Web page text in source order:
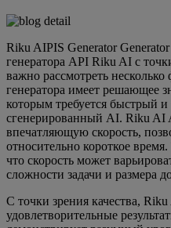
Riku AIPIS Generator
генератора API Riku AI с
важно рассмотреть
генератора имеет решающее
которым требуется быстрый
сгенерированный AI. Riku AI
впечатляющую скорость,
относительно короткое
что скорость может
сложности задачи и размера
С точки зрения качества,
удовлетворительные